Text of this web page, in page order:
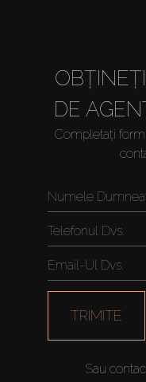
Cumpărați
Închiriați
Vânzare
DE
Completați
TRIMITE
Sau